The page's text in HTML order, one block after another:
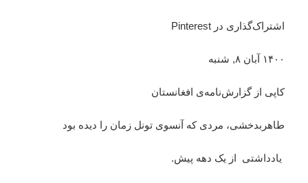
اشتراک‌گذاری در Pinterest
۱۴۰۰ آبان ۸, شنبه
کاپی از گزارش‌نامه‌ی افغانستان
طاهربدخشی، مردی که آنسوی تونل زمان را دیده بود
یادداشتی از یک دهه پیش.